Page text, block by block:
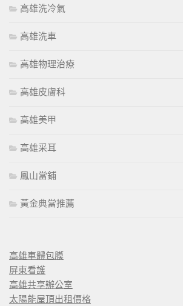
高雄洗冷氣
高雄洗車
高雄物理治療
高雄皮膚科
高雄美甲
高雄采耳
鳳山當鋪
黃金典當推薦
高雄車體包膜
屏東看護
高雄共享辦公室
太陽能屋頂出租價格